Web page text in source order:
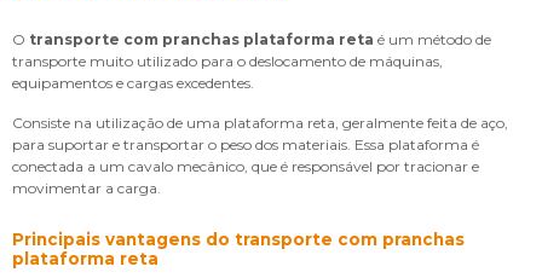
O transporte com pranchas plataforma reta é um método de
transporte muito utilizado para o deslocamento de máquinas,
equipamentos e cargas excedentes.
Consiste na utilização de uma plataforma reta, geralmente feita de aço,
para suportar e transportar o peso dos materiais. Essa plataforma é
conectada a um cavalo mecânico, que é responsável por tracionar e
movimentar a carga.
Principais vantagens do transporte com pranchas
plataforma reta